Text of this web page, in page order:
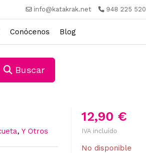
info@katakrak.net 948 225 520
Conócenos Blog
Buscar
12,90 €
IVA incluido
No disponible
,Y Otros